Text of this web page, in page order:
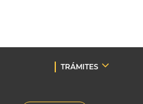
TRÁMITES